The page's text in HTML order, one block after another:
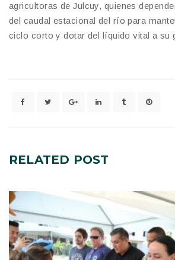
agricultoras de Julcuy, quienes
del caudal estacional del río para
ciclo corto y dotar del líquido vital a su
RELATED POST